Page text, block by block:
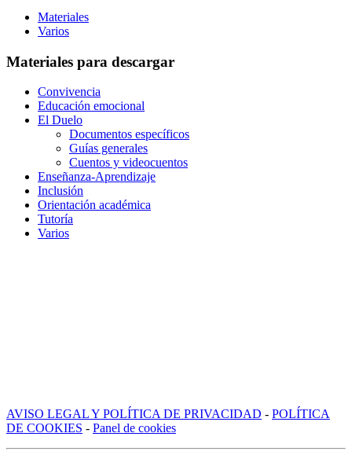
Materiales
Varios
Materiales para descargar
Convivencia
Educación emocional
El Duelo
Documentos específicos
Guías generales
Cuentos y videocuentos
Enseñanza-Aprendizaje
Inclusión
Orientación académica
Tutoría
Varios
AVISO LEGAL Y POLÍTICA DE PRIVACIDAD - POLÍTICA
DE COOKIES - Panel de cookies